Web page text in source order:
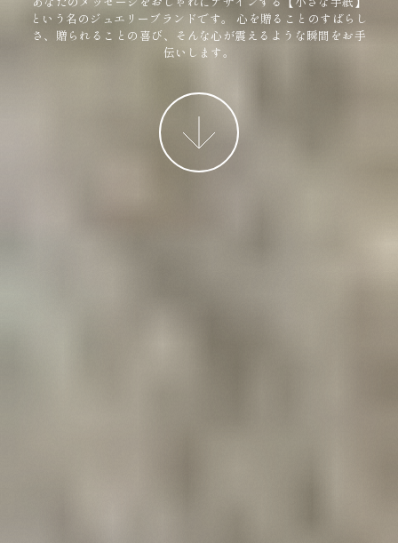
という名のジュエリーブランドです。
心を贈ることのすばらし
さ、贈られることの喜び、そんな心が震えるような瞬間をお手
伝いします。